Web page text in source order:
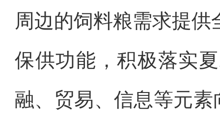
周边的饲料粮需求提
保供功能，积极落实
融、贸易、信息等元